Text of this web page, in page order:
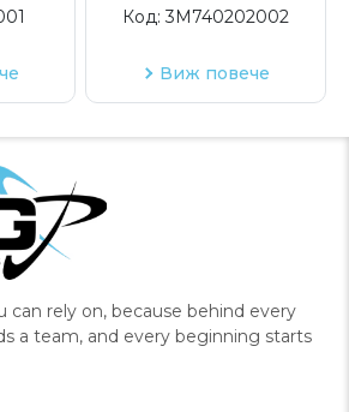
Код:3M740202002
Виж повече
can rely on, because behind every
a team, and every beginning starts